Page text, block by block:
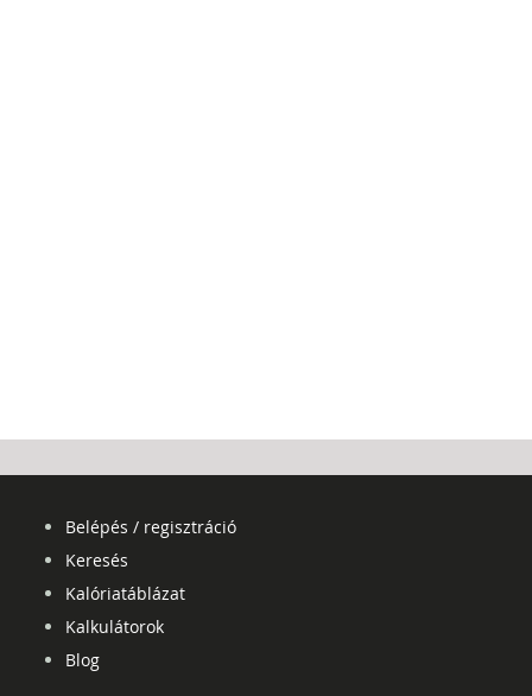
Belépés / regisztráció
Keresés
Kalóriatáblázat
Kalkulátorok
Blog